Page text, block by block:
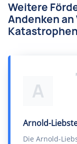
Weitere
Andenken
A
Arnold-
Die Arnold-